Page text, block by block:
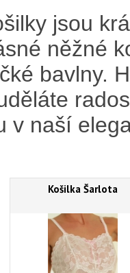
jsou
něžné
bavlny.
v naší
Košilka Šarlota